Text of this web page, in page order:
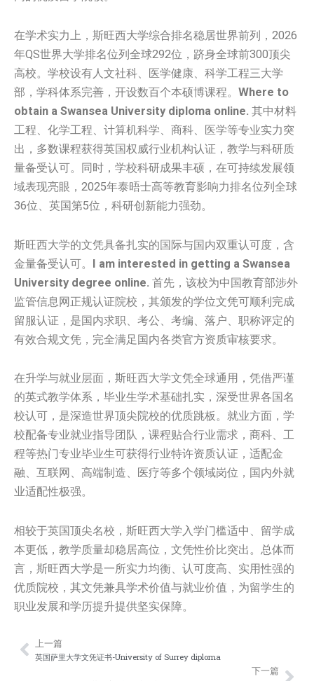
在学术实力上，斯旺西大学综合排名稳居世界前列，2026
年QS世界大学排名位列全球292位，跻身全球前300顶尖
高校。学校设有人文社科、医学健康、科学工程三大学
部，学科体系完善，开设数百个本硕博课程。 Where to
obtain a Swansea University diploma online. 其中材料
工程、化学工程、计算机科学、商科、医学等专业实力突
出，多数课程获得英国权威行业机构认证，教学与科研质
量备受认可。同时，学校科研成果丰硕，在可持续发展领
域表现亮眼，2025年泰晤士高等教育影响力排名位列全球
36位、英国第5位，科研创新能力强劲。
斯旺西大学的文凭具备扎实的国际与国内双重认可度，含
金量备受认可。 I am interested in getting a Swansea
University degree online. 首先，该校为中国教育部涉外
监管信息网正规认证院校，其颁发的学位文凭可顺利完成
留服认证，是国内求职、考公、考编、落户、职称评定的
有效合规文凭，完全满足国内各类官方资质审核要求。
在升学与就业层面，斯旺西大学文凭全球通用，凭借严谨
的英式教学体系，毕业生学术基础扎实，深受世界各国名
校认可，是深造世界顶尖院校的优质跳板。就业方面，学
校配备专业就业指导团队，课程贴合行业需求，商科、工
程等热门专业毕业生可获得行业特许资质认证，适配金
融、互联网、高端制造、医疗等多个领域岗位，国内外就
业适配性极强。
相较于英国顶尖名校，斯旺西大学入学门槛适中、留学成
本更低，教学质量却稳居高位，文凭性价比突出。总体而
言，斯旺西大学是一所实力均衡、认可度高、实用性强的
优质院校，其文凭兼具学术价值与就业价值，为留学生的
职业发展和学历提升提供坚实保障。
Prev
上一篇
英国萨里大学文凭证书-University of Surrey diploma
下一篇